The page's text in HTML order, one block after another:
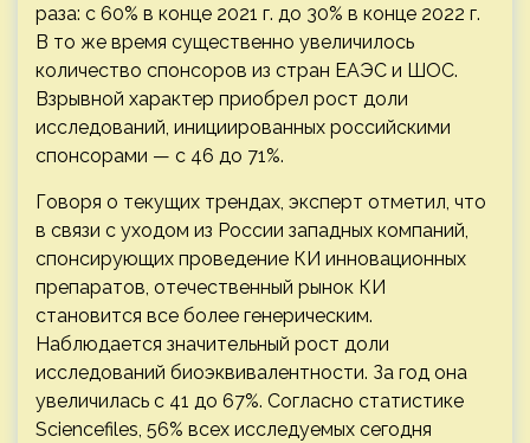
раза: с 60% в конце 2021 г. до 30% в конце 2022 г.
В то же время существенно увеличилось
количество спонсоров из стран ЕАЭС и ШОС.
Взрывной характер приобрел рост доли
исследований, инициированных российскими
спонсорами — с 46 до 71%.
Говоря о текущих трендах, эксперт отметил, что
в связи с уходом из России западных компаний,
спонсирующих проведение КИ инновационных
препаратов, отечественный рынок КИ
становится все более генерическим.
Наблюдается значительный рост доли
исследований биоэквивалентности. За год она
увеличилась с 41 до 67%. Согласно статистике
Sciencefiles, 56% всех исследуемых сегодня